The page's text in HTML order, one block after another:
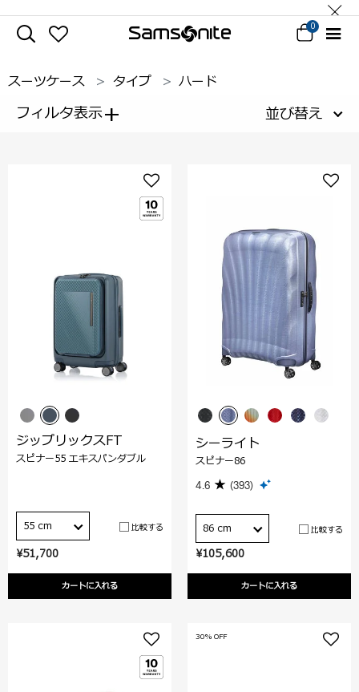
0
スーツケース タイプ ハード
フィルタ表示+ 並び替え
¥51,700
カートに入れる
ジップリックスFT
スピナー55 エキスパンダブル
55 cm 比較する
¥105,600
カートに入れる
シーライト
スピナー86
4.6 (393)
86 cm 比較する
30% OFF